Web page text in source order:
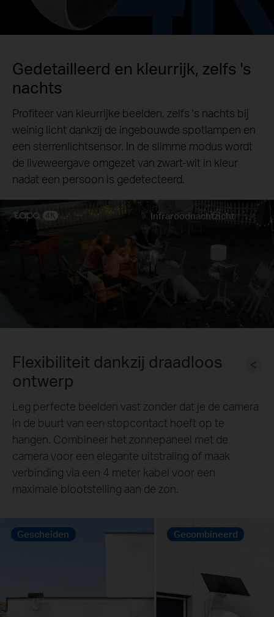
Gedetailleerd en kleurrijk, zelfs 's
nachts
Profiteer van kleurrijke beelden, zelfs 's nachts bij
weinig licht dankzij de ingebouwde spotlampen en
een sterrenlichtsensor. In de slimme modus wordt
de liveweergave omgezet van zwart-wit in kleur
nadat een persoon is gedetecteerd.
Infraroodnachtzicht
Handig zonnepaneel:
onderhoudsvrij, flexibele
installatie
45 minutendirect zonlicht
voorziet de TC92-camera een volledige dag van
stroom. §
10000 mAhoplaadbare batterij